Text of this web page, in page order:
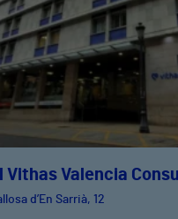
Vithas Valencia
d’En Sarrià, 12